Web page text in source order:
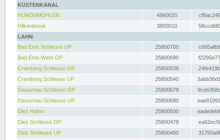
KÜSTENKANAL
HUNDSMÜHLEN
4960020
Hilkenbrook
3800010
LAHN
Bad Ems Schleuse UP
25800700
Bad Ems Wehr OP
25800690
Cramberg Schleuse OP
25800538
Cramberg Schleuse UP
25800540
Dausenau Schleuse OP
25800678
Dausenau Schleuse UP
25800680
Diez Hafen
25800500
Diez Schleuse OP
25800478
Diez Schleuse UP
25800480